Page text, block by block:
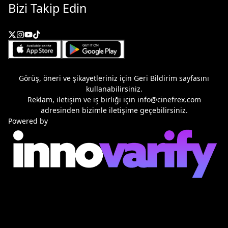
Bizi Takip Edin
Görüş, öneri ve şikayetleriniz için Geri Bildirim sayfasını
kullanabilirsiniz.
Reklam, iletişim ve iş birliği için info@cinefrex.com
adresinden bizimle iletişime geçebilirsiniz.
Powered by